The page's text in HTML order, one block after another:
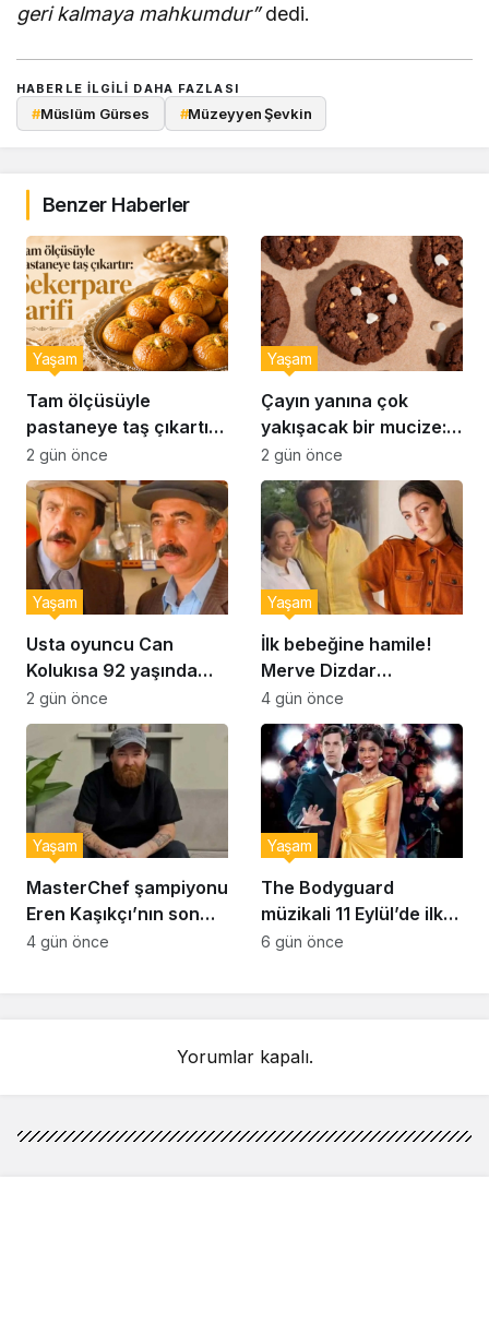
geri kalmaya mahkumdur”dedi.
HABERLE ILGILI DAHA FAZLASI
#Müslüm Gürses #Müzeyyen Şevkin
Benzer Haberler
Tam ölçüsüyle
pastaneye taş çıkartır:
Şekerpare tarifi
Yaşam
2 gün önce
Çayın yanına çok
yakışacak bir mucize:
Brownie tadında ıslak
kurabiye tarifi…
Yaşam
2 gün önce
Usta oyuncu Can
Kolukısa 92 yaşında
hayatını kaybetti
Yaşam
2 gün önce
İlk bebeğine hamile!
Merve Dizdar
sessizliğini bozdu: ‘İsim
bulmak çok zor’
Yaşam
4 gün önce
MasterChef şampiyonu
Eren Kaşıkçı’nın son
anlarındaki kahreden
Yaşam
4 gün önce
The Bodyguard
müzikali 11 Eylül’de ilk
kez Türkiye’de
Yaşam
6 gün önce
Yorumlar kapalı.